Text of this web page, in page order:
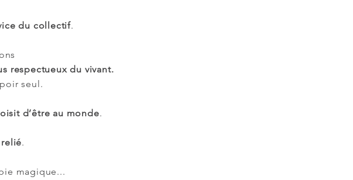
du collectif.
respectueux du vivant.
seul.
d’être au monde.
.
magique...